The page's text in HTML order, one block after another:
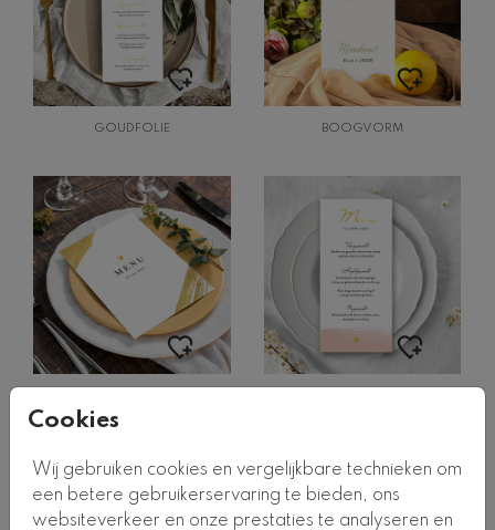
Cookies
Wij gebruiken cookies en vergelijkbare technieken om
een betere gebruikerservaring te bieden, ons
websiteverkeer en onze prestaties te analyseren en
GOUDFOLIE BOOGVORM